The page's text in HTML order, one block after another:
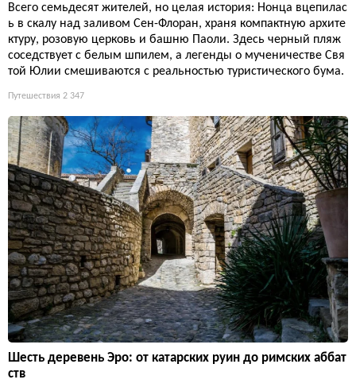
Всего семьдесят жителей, но целая история: Нонца вцепилас
ь в скалу над заливом Сен-Флоран, храня компактную архите
ктуру, розовую церковь и башню Паоли. Здесь черный пляж
соседствует с белым шпилем, а легенды о мученичестве Свя
той Юлии смешиваются с реальностью туристического бума.
Путешествия 2 347
Шесть деревень Эро: от катарских руин до римских аббат
ств